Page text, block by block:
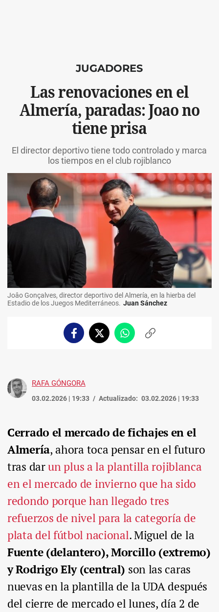
JUGADORES
Las renovaciones en el
Almería, paradas: Joao no
tiene prisa
El director deportivo tiene todo controlado y marca
los tiempos en el club rojiblanco
Joâo Gonçalves, director deportivo del Almería, en la hierba del
Estadio de los Juegos Mediterráneos. Juan Sánchez
FacebookTwitterWhatsappCopiar
RAFA GÓNGORA
03.02.2026 | 19:33 Actualizado: 03.02.2026 | 19:33
Cerrado el mercado de fichajes en el
Almería, ahora toca pensar en el futuro
tras darun plus a la plantilla rojiblanca
en el mercado de invierno que ha sido
redondo porque han llegado tres
refuerzos de nivel para la categoría de
plata del fútbol nacional. Miguel de la
Fuente (delantero), Morcillo (extremo)
y Rodrigo Ely (central) son las caras
nuevas en la plantilla de la UDA después
del cierre de mercado el lunes, día 2 de